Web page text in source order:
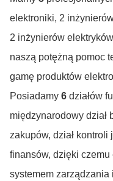
elektroniki, 2
2 inżynierów
naszą potężną pomoc
gamę produktów
Posiadamy 6 działów
międzynarodowy dział
zakupów, dział kontroli
finansów, dzięki
systemem